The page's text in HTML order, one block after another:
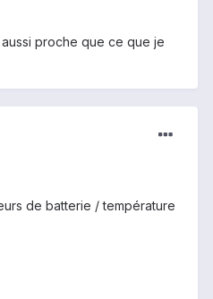
proche que ce que je
de batterie / température